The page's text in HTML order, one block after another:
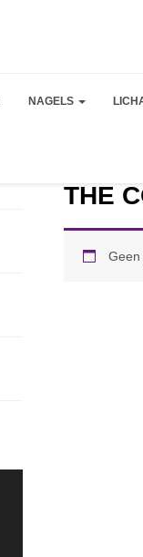
NAGELS
THE
Geen